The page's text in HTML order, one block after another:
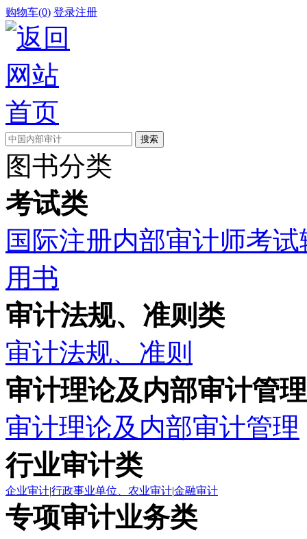
购物车(0) 登录注册
图书分类
考试类
国际注册内部审计师考
用书
审计法规、准则类
审计法规、准则
审计理论及内部审计管
审计理论及内部审计管理
行业审计类
企业审计|行政事业单位、农业审计|金融审计
专项审计业务类